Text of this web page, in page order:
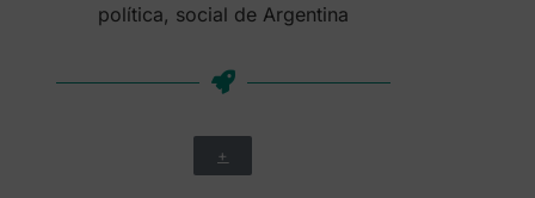
política, social de Argentina
+